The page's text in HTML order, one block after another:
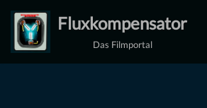
Zum
Inhalt
Fluxkompensator
Das Filmportal